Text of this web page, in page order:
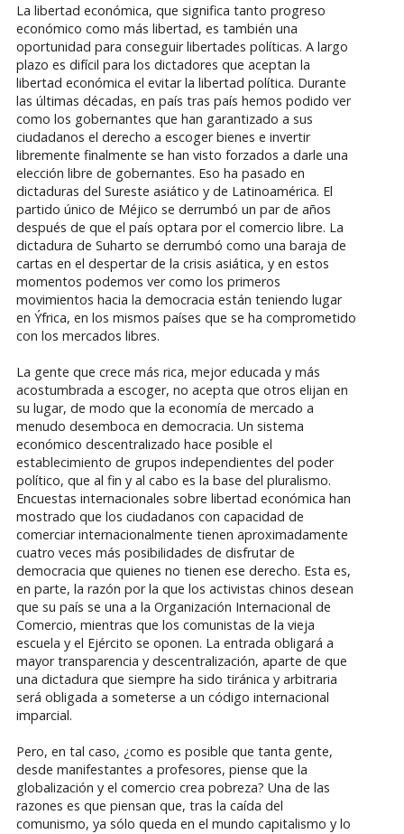
La libertad económica, que significa tanto progreso
económico como más libertad, es también una
oportunidad para conseguir libertades políticas. A largo
plazo es difícil para los dictadores que aceptan la
libertad económica el evitar la libertad política. Durante
las últimas décadas, en país tras país hemos podido ver
como los gobernantes que han garantizado a sus
ciudadanos el derecho a escoger bienes e invertir
libremente finalmente se han visto forzados a darle una
elección libre de gobernantes. Eso ha pasado en
dictaduras del Sureste asiático y de Latinoamérica. El
partido único de Méjico se derrumbó un par de años
después de que el país optara por el comercio libre. La
dictadura de Suharto se derrumbó como una baraja de
cartas en el despertar de la crisis asiática, y en estos
momentos podemos ver como los primeros
movimientos hacia la democracia están teniendo lugar
en Ýfrica, en los mismos países que se ha comprometido
con los mercados libres.
La gente que crece más rica, mejor educada y más
acostumbrada a escoger, no acepta que otros elijan en
su lugar, de modo que la economía de mercado a
menudo desemboca en democracia. Un sistema
económico descentralizado hace posible el
establecimiento de grupos independientes del poder
político, que al fin y al cabo es la base del pluralismo.
Encuestas internacionales sobre libertad económica han
mostrado que los ciudadanos con capacidad de
comerciar internacionalmente tienen aproximadamente
cuatro veces más posibilidades de disfrutar de
democracia que quienes no tienen ese derecho. Esta es,
en parte, la razón por la que los activistas chinos desean
que su país se una a la Organización Internacional de
Comercio, mientras que los comunistas de la vieja
escuela y el Ejército se oponen. La entrada obligará a
mayor transparencia y descentralización, aparte de que
una dictadura que siempre ha sido tiránica y arbitraria
será obligada a someterse a un código internacional
imparcial.
Pero, en tal caso, ¿como es posible que tanta gente,
desde manifestantes a profesores, piense que la
globalización y el comercio crea pobreza? Una de las
razones es que piensan que, tras la caída del
comunismo, ya sólo queda en el mundo capitalismo y lo